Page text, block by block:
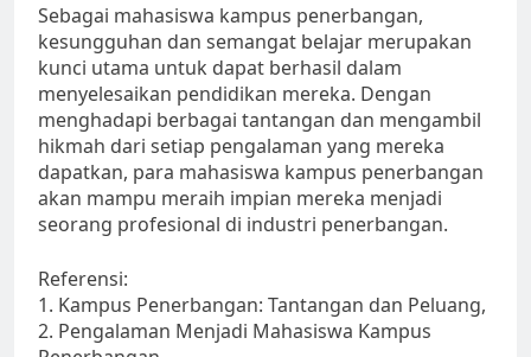
Sebagai mahasiswa kampus penerbangan,
kesungguhan dan semangat belajar merupakan
kunci utama untuk dapat berhasil dalam
menyelesaikan pendidikan mereka. Dengan
menghadapi berbagai tantangan dan mengambil
hikmah dari setiap pengalaman yang mereka
dapatkan, para mahasiswa kampus penerbangan
akan mampu meraih impian mereka menjadi
seorang profesional di industri penerbangan.
Referensi:
1. Kampus Penerbangan: Tantangan dan Peluang,
2. Pengalaman Menjadi Mahasiswa Kampus